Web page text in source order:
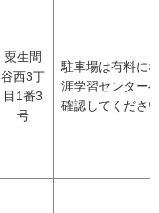
粟生間
谷西3丁
目1番3
号
駐車場は有料に
涯学習センター
確認してくださ